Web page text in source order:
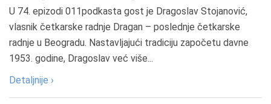
U 74. epizodi 011podkasta gost je Dragoslav Stojanović,
vlasnik četkarske radnje Dragan – poslednje četkarske
radnje u Beogradu. Nastavljajući tradiciju započetu davne
1953. godine, Dragoslav već više...
Detaljnije ›